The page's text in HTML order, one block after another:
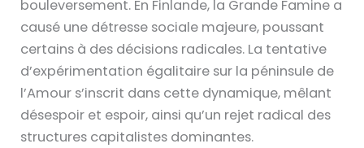
bouleversement. En Finlande, la Grande Famine a
causé une détresse sociale majeure, poussant
certains à des décisions radicales. La tentative
d’expérimentation égalitaire sur la péninsule de
l’Amour s’inscrit dans cette dynamique, mêlant
désespoir et espoir, ainsi qu’un rejet radical des
structures capitalistes dominantes.